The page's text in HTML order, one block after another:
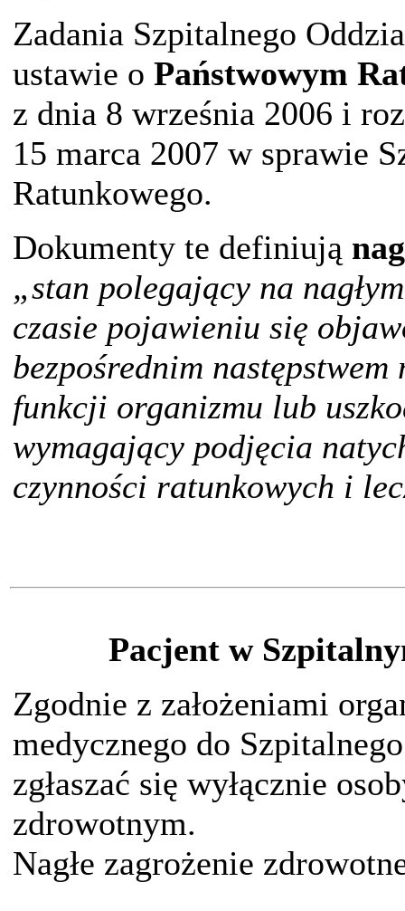
Zadania Szpitalnego
ustawie o Państwowym
z dnia 8 września 2006 i
15 marca 2007 w sprawie
Ratunkowego.
Dokumenty te definiują
„stan polegający na
czasie pojawieniu się
bezpośrednim następstwem
funkcji organizmu lub
wymagający podjęcia
czynności ratunkowych i
Pacjent w
Zgodnie z założeniami
medycznego do
zgłaszać się wyłącznie
zdrowotnym.
Nagłe zagrożenie